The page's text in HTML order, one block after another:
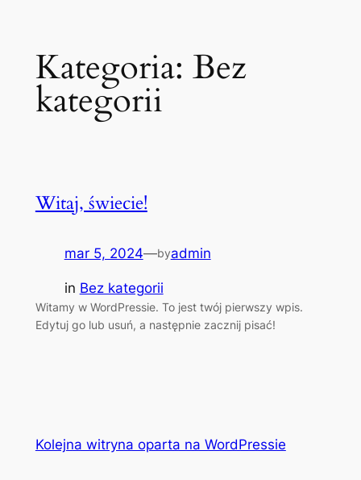
treściKategoria: Bez
kategorii
Witaj, świecie!
mar 5, 2024—byadmin
in Bez kategorii
Witamy w WordPressie. To jest twój pierwszy wpis.
Edytuj go lub usuń, a następnie zacznij pisać!
Kolejna witryna oparta na WordPressie